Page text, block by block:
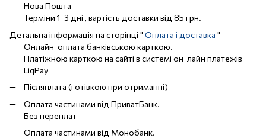
Нова Пошта
Терміни 1-3 дні , вартість доставки від 85 грн.
Детальна інформація на сторінці " Оплата і доставка "
Онлайн-оплата банківською карткою.
Платіжною карткою на сайті в системі он-лайн платежів
LiqPay
Післяплата (готівкою при отриманні)
Оплата частинами від ПриватБанк.
Без переплат
Оплата частинами від Монобанк.